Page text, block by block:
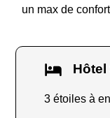
un max de
3 étoiles à